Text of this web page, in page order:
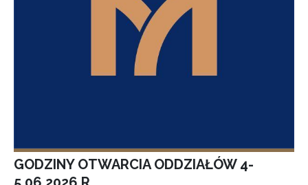
GODZINY OTWARCIA ODDZIAŁÓW 4-